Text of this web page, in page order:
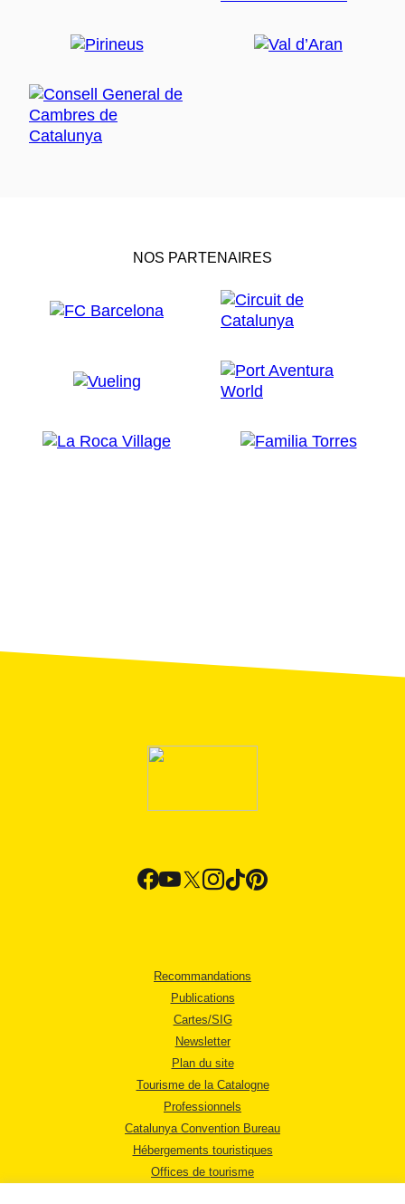
NOS PARTENAIRES
Recommandations
Publications
Cartes/SIG
Newsletter
Plan du site
Tourisme de la Catalogne
Professionnels
Catalunya Convention Bureau
Hébergements touristiques
Offices de tourisme